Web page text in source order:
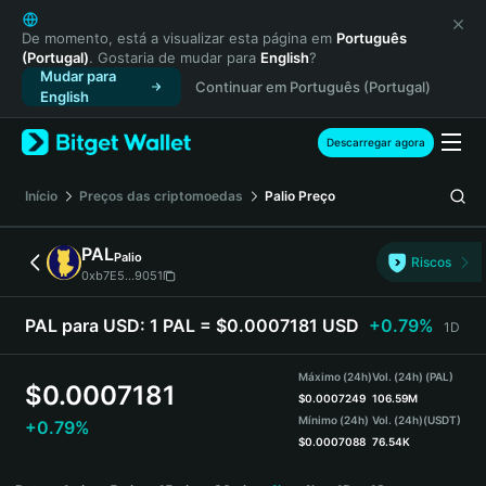
English
日本語
Tiếng Việt
Русский
Español (Latinoamérica)
Türkçe
Français
Deutsch
简体中文
繁體中文
Português (Portugal)
Bahasa Indonesia
ภาษาไทย
Español
Español (Argentina)
De momento, está a visualizar esta página em Português
(Portugal). Gostaria de mudar para English?
Mudar para
English
Continuar em Português (Portugal)
Descarregar agora
Início Preços das criptomoedas Palio Preço
PALPalio
0xb7E5...9051
Riscos
PAL para USD: 1 PAL = $0.0007181 USD +0.79% 1D
$0.0007181
+0.79%
Máximo (24h)
$0.0007249
Mínimo (24h)
$0.0007088
Vol. (24h) (PAL)
106.59M
Vol. (24h)(USDT)
76.54K